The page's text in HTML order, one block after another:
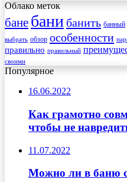
Облако меток
бане бани банить банный
выбрать обзор особенности
правильно правильный
своими
Популярное
16.06.2022
Как грамотно
чтобы не
11.07.2022
Можно ли в баню